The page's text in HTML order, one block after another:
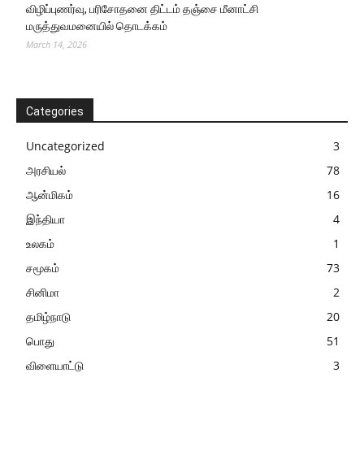
விழிப்புணர்வு, பரிசோதனை திட்டம் தஞ்சை மீனாட்சி
மருத்துவமனையில் தொடக்கம்
March 14, 2026
Categories
Uncategorized
3
அரசியல்
78
ஆன்மிகம்
16
இந்தியா
4
உலகம்
1
சமூகம்
73
சினிமா
2
தமிழ்நாடு
20
பொது
51
விளையாட்டு
3